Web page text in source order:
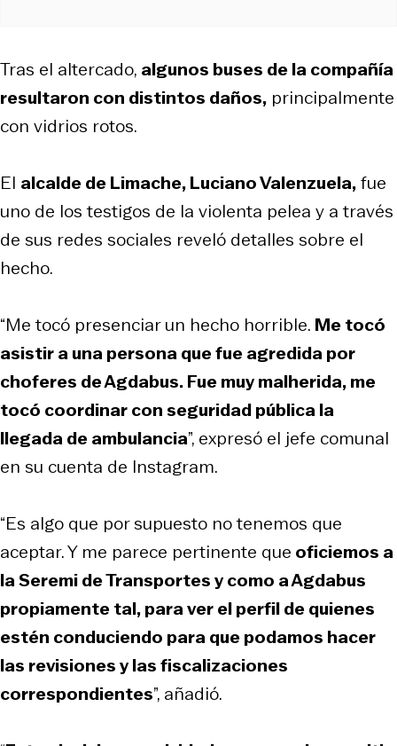
Tras el altercado, algunos buses de la compañía
resultaron con distintos daños, principalmente
con vidrios rotos.
El alcalde de Limache, Luciano Valenzuela,fue
uno de los testigos de la violenta pelea y a través
de sus redes sociales reveló detalles sobre el
hecho.
“Me tocó presenciar un hecho horrible. Me tocó
asistir a una persona que fue agredida por
choferes de Agdabus. Fue muy malherida, me
tocó coordinar con seguridad pública la
llegada de ambulancia”, expresó el jefe comunal
en su cuenta de Instagram.
“Es algo que por supuesto no tenemos que
aceptar. Y me parece pertinente que oficiemos a
la Seremi de Transportes y como a Agdabus
propiamente tal, para ver el perfil de quienes
estén conduciendo para que podamos hacer
las revisiones y las fiscalizaciones
correspondientes”, añadió.